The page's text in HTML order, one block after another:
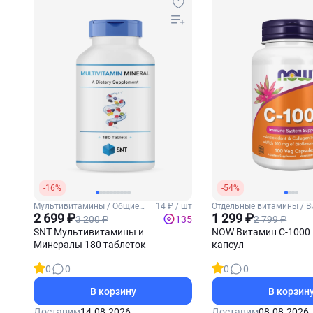
-16%
Мультивитамины / Общие
витамины
14 ₽ / шт
2 699 ₽3 200 ₽
135
SNT Мультивитамины и
Минералы 180 таблеток
0
0
В корзину
-54%
Отдельные витамины /
1 299 ₽2 799 ₽
NOW Витамин С-1000
капсул
0
0
В